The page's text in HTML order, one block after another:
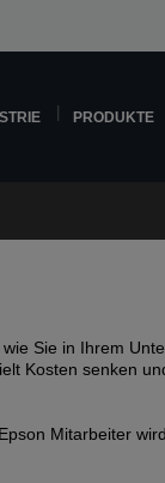
PRODUKTE
Sie in Ihrem
Kosten senken
Mitarbeiter